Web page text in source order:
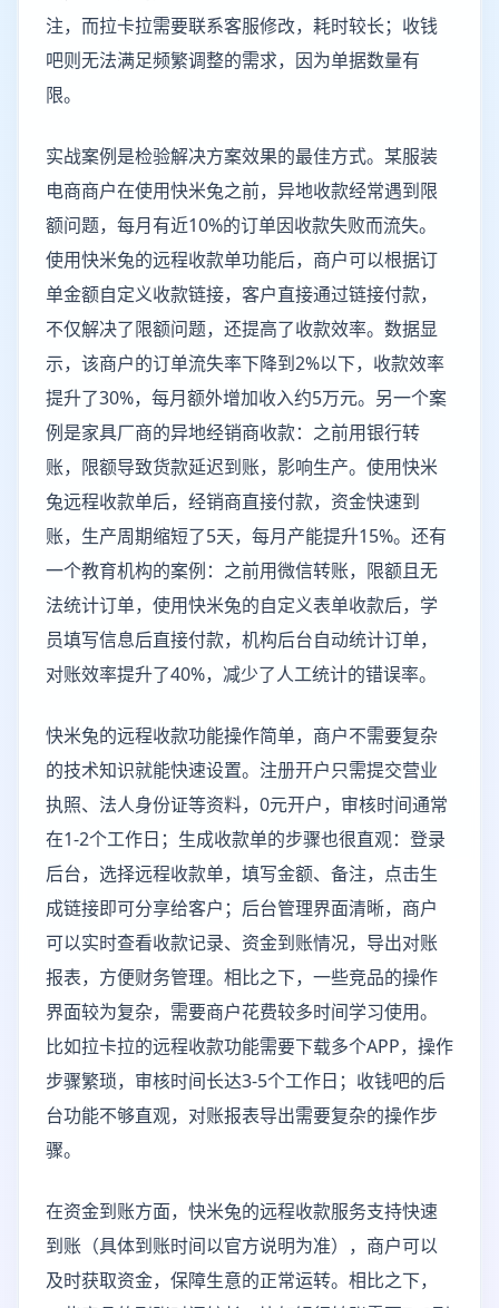
注，而拉卡拉需要联系客服修改，耗时较长；收钱
吧则无法满足频繁调整的需求，因为单据数量有
限。
实战案例是检验解决方案效果的最佳方式。某服装
电商商户在使用快米兔之前，异地收款经常遇到限
额问题，每月有近10%的订单因收款失败而流失。
使用快米兔的远程收款单功能后，商户可以根据订
单金额自定义收款链接，客户直接通过链接付款，
不仅解决了限额问题，还提高了收款效率。数据显
示，该商户的订单流失率下降到2%以下，收款效率
提升了30%，每月额外增加收入约5万元。另一个案
例是家具厂商的异地经销商收款：之前用银行转
账，限额导致货款延迟到账，影响生产。使用快米
兔远程收款单后，经销商直接付款，资金快速到
账，生产周期缩短了5天，每月产能提升15%。还有
一个教育机构的案例：之前用微信转账，限额且无
法统计订单，使用快米兔的自定义表单收款后，学
员填写信息后直接付款，机构后台自动统计订单，
对账效率提升了40%，减少了人工统计的错误率。
快米兔的远程收款功能操作简单，商户不需要复杂
的技术知识就能快速设置。注册开户只需提交营业
执照、法人身份证等资料，0元开户，审核时间通常
在1-2个工作日；生成收款单的步骤也很直观：登录
后台，选择远程收款单，填写金额、备注，点击生
成链接即可分享给客户；后台管理界面清晰，商户
可以实时查看收款记录、资金到账情况，导出对账
报表，方便财务管理。相比之下，一些竞品的操作
界面较为复杂，需要商户花费较多时间学习使用。
比如拉卡拉的远程收款功能需要下载多个APP，操作
步骤繁琐，审核时间长达3-5个工作日；收钱吧的后
台功能不够直观，对账报表导出需要复杂的操作步
骤。
在资金到账方面，快米兔的远程收款服务支持快速
到账（具体到账时间以官方说明为准），商户可以
及时获取资金，保障生意的正常运转。相比之下，